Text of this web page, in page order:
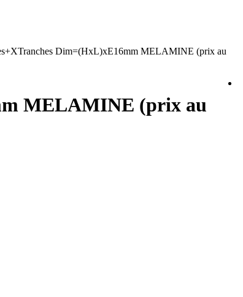
Dim=(HxL)xE16mm MELAMINE (prix au
MELAMINE (prix au